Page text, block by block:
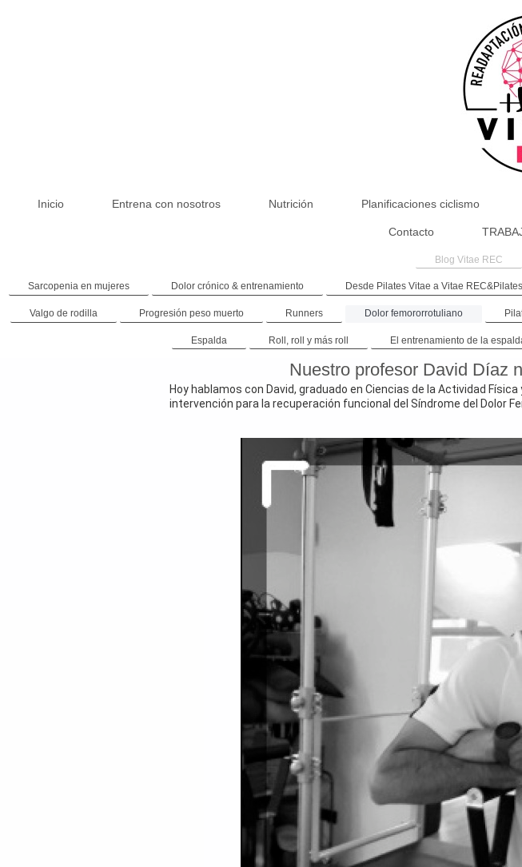
Inicio Entrena con nosotros Nutrición Planificaciones ciclismo
Contacto
Blog Vitae REC
Sarcopenia en mujeres Dolor crónico & entrenamiento Desde Pilates Vitae a Vitae REC&Pilates
Valgo de rodilla Progresión peso muerto Runners Dolor femororrotuliano
Espalda Roll, roll y más roll El entrenamiento de la
Nuestro profesor David Díaz
Hoy hablamos con David, graduado en Ciencias de la Actividad
intervención para la recuperación funcional del Síndrome del Dolor